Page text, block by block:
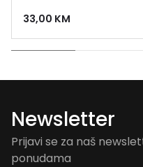
33,00 KM
Newsletter
Prijavi se za naš
ponudama